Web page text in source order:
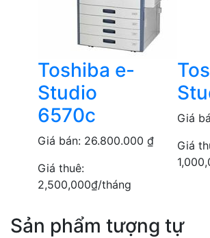
Toshiba e-
Studio
6570c
Giá bán: 26.800.000 ₫
Giá thuê:
2,500,000₫/tháng
Giá
Giá
Sản phẩm tượng tự